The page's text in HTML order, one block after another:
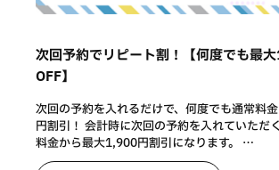
次回予約でリピート割！【何度でも最
OFF】
次回の予約を入れるだけで、何度でも通常料
円割引！ 会計時に次回の予約を入れていただ
料金から最大1,900円割引になります。 …